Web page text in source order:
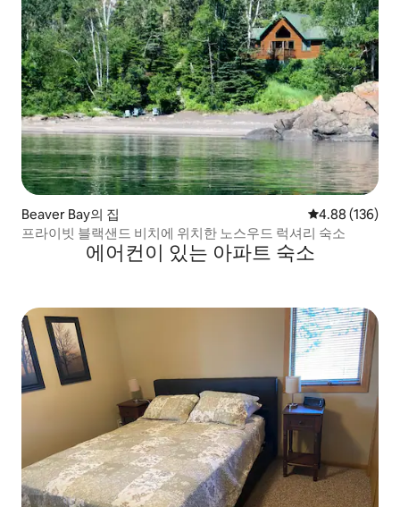
Beaver Bay의 집 평점 4.88점(5
4.88 (136)
프라이빗 블랙샌드 비치에 위치한 노스우드 럭셔리 숙소
에어컨이 있는 아파트 숙소